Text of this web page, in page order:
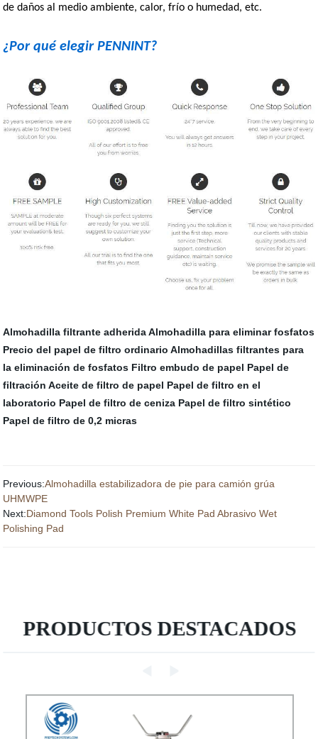
de daños al medio ambiente, calor, frío o humedad, etc.
¿Por qué elegir PENNINT?
Almohadilla filtrante adherida Almohadilla para eliminar fosfatos
Precio del papel de filtro ordinario Almohadillas filtrantes para
la eliminación de fosfatos Filtro embudo de papel Papel de
filtración Aceite de filtro de papel Papel de filtro en el
laboratorio Papel de filtro de ceniza Papel de filtro sintético
Papel de filtro de 0,2 micras
Previous:Almohadilla estabilizadora de pie para camión grúa
UHMWPE
Next:Diamond Tools Polish Premium White Pad Abrasivo Wet
Polishing Pad
PRODUCTOS DESTACADOS